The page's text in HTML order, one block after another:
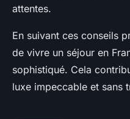
attentes.
En suivant ces conseils
de vivre un séjour en
sophistiqué. Cela
luxe impeccable et sans